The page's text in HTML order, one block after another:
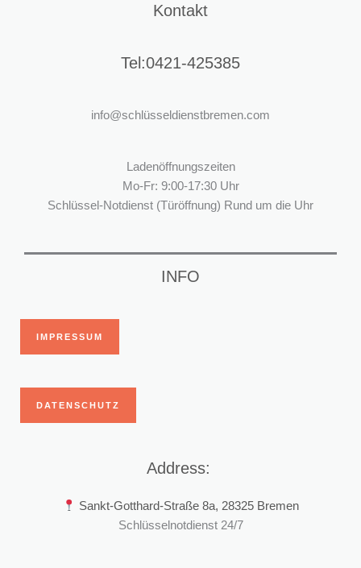
Kontakt
Tel:0421-425385
info@schlüsseldienstbremen.com
Ladenöffnungszeiten
Mo-Fr: 9:00-17:30 Uhr
Schlüssel-Notdienst (Türöffnung) Rund um die Uhr
INFO
IMPRESSUM
DATENSCHUTZ
Address:
Sankt-Gotthard-Straße 8a, 28325 Bremen
Schlüsselnotdienst 24/7